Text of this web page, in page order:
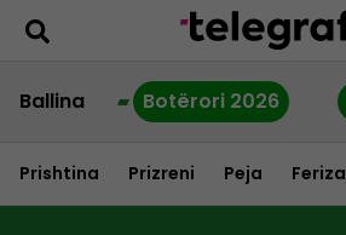
Ballina Botërori 2026
Prishtina Prizreni Peja